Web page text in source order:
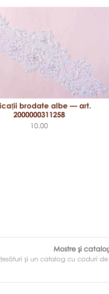
brodate albe — art.
2000000311258
10.00
Mostre şi
şi un catalog cu coduri